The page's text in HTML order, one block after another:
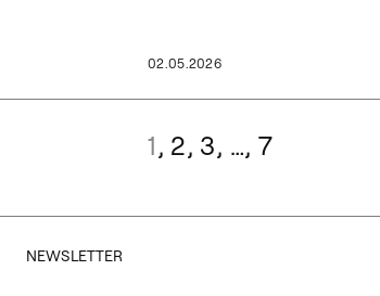
02.05.2026
1 2 3 … 7
NEWSLETTER